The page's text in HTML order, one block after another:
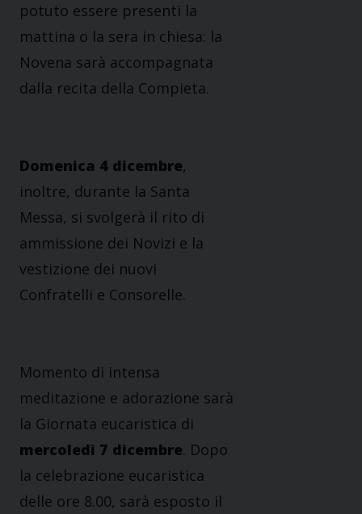
potuto essere presenti la
mattina o la sera in chiesa: la
Novena sarà accompagnata
dalla recita della Compieta.
Domenica 4 dicembre,
inoltre, durante la Santa
Messa, si svolgerà il rito di
ammissione dei Novizi e la
vestizione dei nuovi
Confratelli e Consorelle.
Momento di intensa
meditazione e adorazione sarà
la Giornata eucaristica di
mercoledì 7 dicembre. Dopo
la celebrazione eucaristica
delle ore 8.00, sarà esposto il